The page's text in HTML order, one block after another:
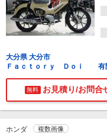
大分県 大分市
Ｆａｃｔｏｒｙ Ｄｏｉ 有
無料 お見積り/お問合
ホンダ 複数画像